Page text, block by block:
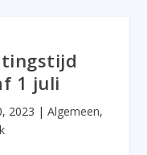
1 juli
2023 | Algemeen,